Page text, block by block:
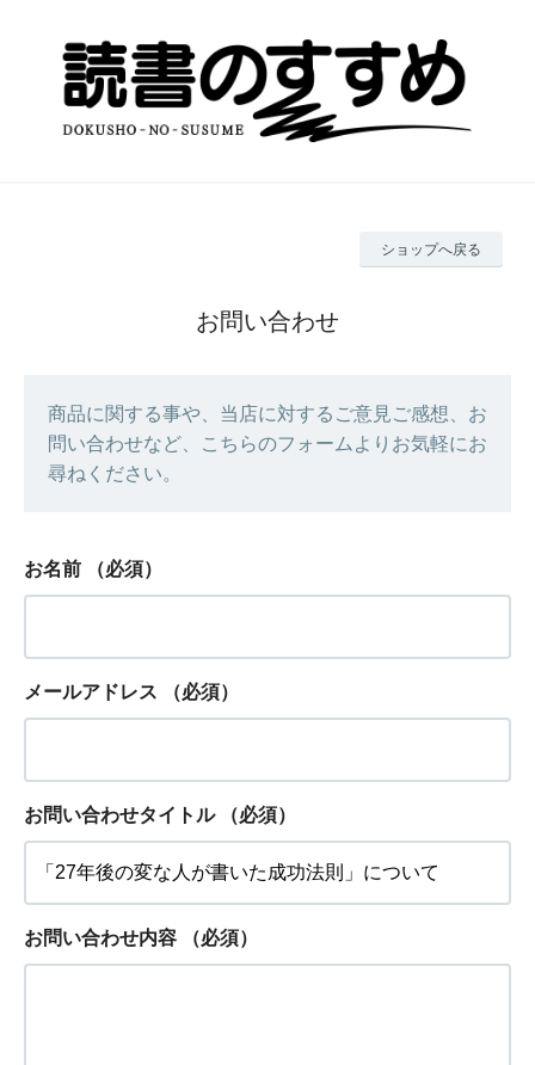
ショップへ戻る
お問い合わせ
商品に関する事や、当店に対するご意見ご感想、お
問い合わせなど、こちらのフォームよりお気軽にお
尋ねください。
お名前 （必須）
メールアドレス （必須）
お問い合わせタイトル （必須）
お問い合わせ内容 （必須）